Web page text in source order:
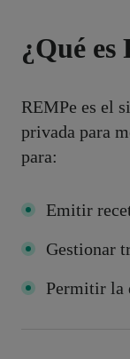
¿Qué es
REMPe es el
privada para
para:
Emitir
Gestionar
Permitir la